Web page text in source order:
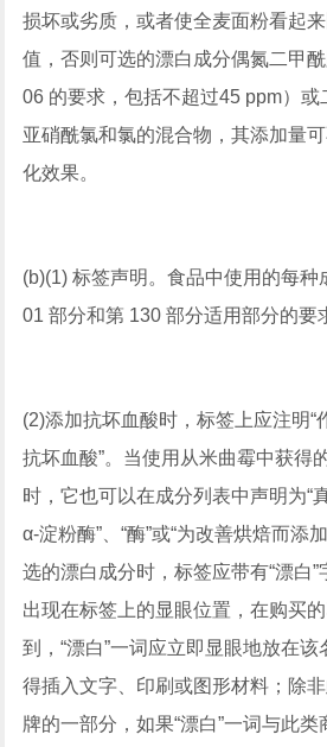
损坏或劣质，或者使全麦面粉看起
值，否则可选的漂白成分偶氮二甲
06 的要求，包括不超过45 ppm）
亚硝酰氯和氯的混合物，其添加量
化效果。
(b)(1) 标签声明。食品中使用的每种
01 部分和第 130 部分适用部分的要
(2)添加抗坏血酸时，标签上应注明“
抗坏血酸”。当使用从米曲霉中获得
时，它也可以在成分列表中声明为“
α-淀粉酶”、“酶”或“为改善烘焙而添
选的漂白成分时，标签应带有“漂白
出现在标签上的显眼位置，在购买
到，“漂白”一词应立即显眼地放在
得插入文字、印刷或图形材料；除
牌的一部分，如果“漂白”一词与此